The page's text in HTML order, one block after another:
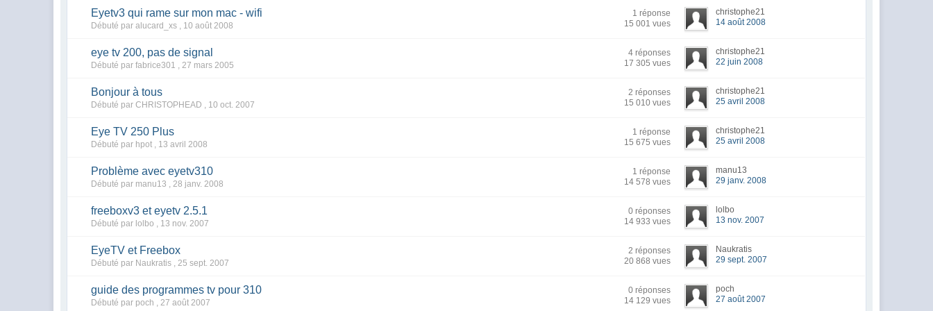
Eyetv3 qui rame sur mon mac - wifi
Débuté par alucard_xs , 10 août 2008
1 réponse
15 001 vues
christophe21
14 août 2008
eye tv 200, pas de signal
Débuté par fabrice301 ,27 mars 2005
4 réponses
17 305 vues
christophe21
22 juin 2008
Bonjour à tous
Débuté par CHRISTOPHEAD , 10 oct. 2007
2 réponses
15 010 vues
christophe21
25 avril 2008
Eye TV 250 Plus
Débuté par hpot , 13 avril 2008
1 réponse
15 675 vues
christophe21
25 avril 2008
Problème avec eyetv310
Débuté par manu13 ,28 janv. 2008
1 réponse
14 578 vues
manu13
29 janv. 2008
freeboxv3 et eyetv 2.5.1
Débuté par lolbo , 13 nov. 2007
0 réponses
14 933 vues
lolbo
13 nov. 2007
EyeTV et Freebox
Débuté par Naukratis ,25 sept. 2007
2 réponses
20 868 vues
Naukratis
29 sept. 2007
guide des programmes tv pour 310
Débuté par poch ,27 août 2007
0 réponses
14 129 vues
poch
27 août 2007